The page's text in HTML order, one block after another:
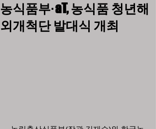
농식품부·aT, 농식품 청년해
외개척단 발대식 개최